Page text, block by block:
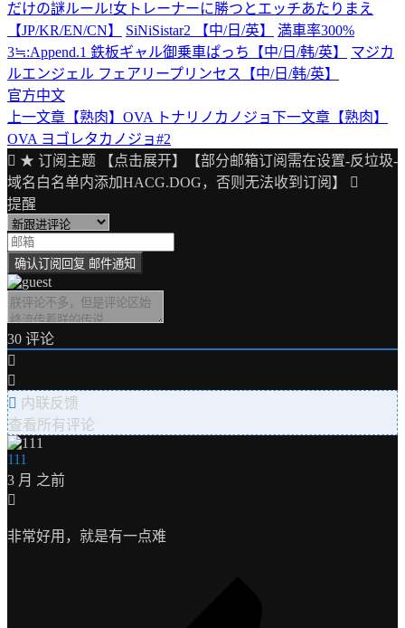
だけの謎ルール!女トレーナーに勝つとエッチあたりまえ
【JP/KR/EN/CN】
SiNiSistar2 【中/日/英】
満車率300%
3≒:Append.1 鉄板ギャル御乗車ぱっち【中/日/韩/英】
マジカ
ルエンジェル フェアリープリンセス【中/日/韩/英】
官方中文
文
章
导
航
上一文章 【熟肉】OVA トナリノカノジョ下一文章 【熟肉】
OVA ヨゴレタカノジョ#2
★ 订阅主题 【点击展开】【部分邮箱订阅需在设置-反垃圾-
域名白名单内添加HACG.DOG，否则无法收到订阅】
提醒
30 评论
内联反馈
查看所有评论
111
3 月 之前
非常好用，就是有一点难